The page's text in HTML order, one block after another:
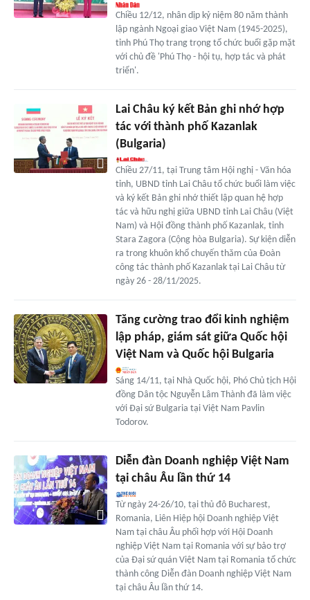
Chiều 12/12, nhân dịp kỷ niệm 80 năm thành
lập ngành Ngoại giao Việt Nam (1945-2025),
tỉnh Phú Thọ trang trọng tổ chức buổi gặp mặt
với chủ đề 'Phú Thọ - hội tụ, hợp tác và phát
triển'.
Lai Châu ký kết Bản ghi nhớ hợp
tác với thành phố Kazanlak
(Bulgaria)
Chiều 27/11, tại Trung tâm Hội nghị - Văn hóa
tỉnh, UBND tỉnh Lai Châu tổ chức buổi làm việc
và ký kết Bản ghi nhớ thiết lập quan hệ hợp
tác và hữu nghị giữa UBND tỉnh Lai Châu (Việt
Nam) và Hội đồng thành phố Kazanlak, tỉnh
Stara Zagora (Cộng hòa Bulgaria). Sự kiện diễn
ra trong khuôn khổ chuyến thăm của Đoàn
công tác thành phố Kazanlak tại Lai Châu từ
ngày 26 - 28/11/2025.
Tăng cường trao đổi kinh nghiệm
lập pháp, giám sát giữa Quốc hội
Việt Nam và Quốc hội Bulgaria
Sáng 14/11, tại Nhà Quốc hội, Phó Chủ tịch Hội
đồng Dân tộc Nguyễn Lâm Thành đã làm việc
với Đại sứ Bulgaria tại Việt Nam Pavlin
Todorov.
Diễn đàn Doanh nghiệp Việt Nam
tại châu Âu lần thứ 14
Từ ngày 24-26/10, tại thủ đô Bucharest,
Romania, Liên Hiệp hội Doanh nghiệp Việt
Nam tại châu Âu phối hợp với Hội Doanh
nghiệp Việt Nam tại Romania với sự bảo trợ
của Đại sứ quán Việt Nam tại Romania tổ chức
thành công Diễn đàn Doanh nghiệp Việt Nam
tại châu Âu lần thứ 14.